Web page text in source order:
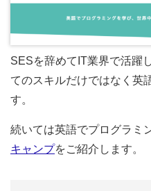
SESを辞めてIT業界で活躍
てのスキルだけではなく英
す。
続いては英語でプログラミ
キャンプをご紹介します。